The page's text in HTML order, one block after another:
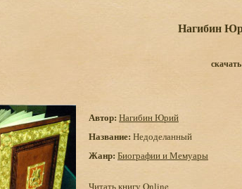
Нагибин
Автор: Нагибин Юрий
Название: Недоделанный
Жанр: Биографии и Мемуары
Читать книгу Online